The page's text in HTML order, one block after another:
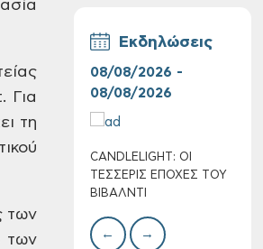
Για
τη
των
των
Πολύ Υψηλός
Κίνδυνος Πυρκαγιάς
Αυγούστου 2026
Εκδηλώσεις
08/08/2026 -
08/08/2026
CANDLELIGHT: ΟΙ
ΤΕΣΣΕΡΙΣ ΕΠΟΧΕΣ ΤΟΥ
ΒΙΒΑΛΝΤΙ
← →